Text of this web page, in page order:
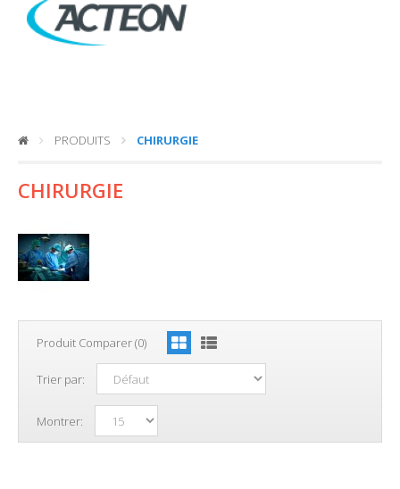
PRODUITS CHIRURGIE
CHIRURGIE
Produit Comparer (0)
Trier par:
Montrer: